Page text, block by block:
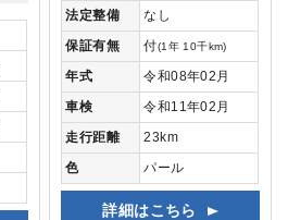
法定整備
なし
保証有無
付(1年 10千km)
年式
令和08年02月
車検
令和11年02月
走行距離
23km
色
パール
詳細はこちら